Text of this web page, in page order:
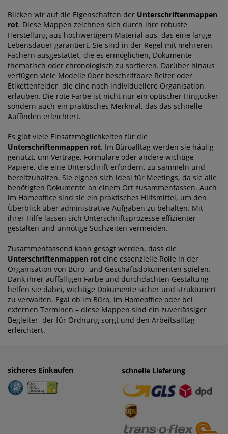
Blicken wir auf die Eigenschaften der Unterschriftenmappen
rot. Diese Mappen zeichnen sich durch ihre robuste
Herstellung aus hochwertigem Material aus, das eine lange
Lebensdauer garantiert. Sie sind in der Regel mit mehreren
Fächern ausgestattet, die es ermöglichen, Dokumente
thematisch oder chronologisch zu sortieren. Darüber hinaus
verfügen viele Modelle über beschriftbare Reiter oder
Etikettenfelder, die eine noch individuellere Organisation
erlauben. Die rote Farbe ist nicht nur ein optischer Hingucker,
sondern auch ein praktisches Merkmal, das das schnelle
Auffinden erleichtert.
Es gibt viele Einsatzmöglichkeiten für die
Unterschriftenmappen rot. Im Büroalltag werden sie häufig
genutzt, um Verträge, Formulare oder andere wichtige
Papiere, die eine Unterschrift erfordern, zu sammeln und
bereitzuhalten. Sie eignen sich ideal für Meetings, da sie alle
benötigten Dokumente an einem Ort zusammenfassen. Auch
im Homeoffice sind sie ein praktisches Hilfsmittel, um den
Überblick über administrative Aufgaben zu behalten. Mit
ihrer Hilfe lassen sich Unterschriftsprozesse effizienter
gestalten und unnötige Suchzeiten vermeiden.
Zusammenfassend kann gesagt werden, dass die
Unterschriftenmappen rot eine essenzielle Rolle in der
Organisation von Büro- und Geschäftsdokumenten spielen.
Dank ihrer auffälligen Farbe und durchdachten Gestaltung
helfen sie dabei, wichtige Dokumente sicher und strukturiert
zu verwalten. Egal ob im Büro, im Homeoffice oder bei
externen Terminen – diese Mappen sind ein zuverlässiger
Begleiter, der für Ordnung sorgt und den Arbeitsalltag
erleichtert.
sicheres Einkaufen einfaches Zahlen
· Rechnung
· Vorkasse
schnelle Lieferung